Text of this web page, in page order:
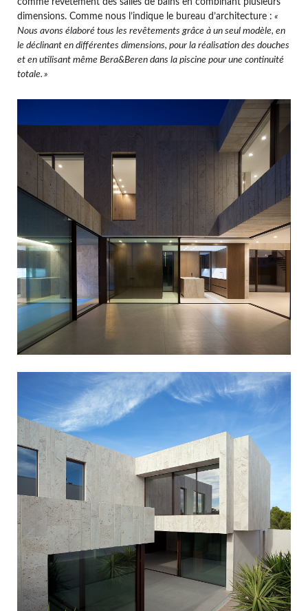
comme revêtement des salles de bains en combinant plusieurs
dimensions. Comme nous l’indique le bureau d’architecture : «
Nous avons élaboré tous les revêtements grâce à un seul modèle, en
le déclinant en différentes dimensions, pour la réalisation des douches
et en utilisant même Bera&Beren dans la piscine pour une continuité
totale. »